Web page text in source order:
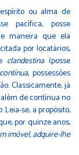
ou alma de
pacífica, posse
maneira que ela
por locatários,
clandestina(posse
, possessões
Classicamente, já
de contínua no
. Leia-se, a propósito,
por quinze anos,
imóvel, adquire-lhe